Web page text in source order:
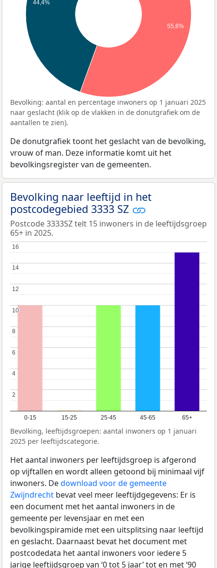
44,4%
55,6%
Bevolking: aantal en percentage inwoners op 1 januari 2025
naar geslacht (klik op de vlakken in de donutgrafiek om de
aantallen te zien).
De donutgrafiek toont het geslacht van de bevolking,
vrouw of man. Deze informatie komt uit het
bevolkingsregister van de gemeenten.
Bevolking naar leeftijd in het
postcodegebied 3333 SZ
Postcode 3333SZ telt 15 inwoners in de leeftijdsgroep
65+ in 2025.
0-15 15-25 25-45 45-65 65+
2
2
4
4
6
6
8
8
10
10
12
12
14
14
16
16
Bevolking, leeftijdsgroepen: aantal inwoners op 1 januari
2025 per leeftijdscategorie.
Het aantal inwoners per leeftijdsgroep is afgerond
op vijftallen en wordt alleen getoond bij minimaal vijf
inwoners. Dedownload voor de gemeente
Zwijndrecht bevat veel meer leeftijdgegevens: Er is
een document met het aantal inwoners in de
gemeente per levensjaar en met een
bevolkingspiramide met een uitsplitsing naar leeftijd
en geslacht. Daarnaast bevat het document met
postcodedata het aantal inwoners voor iedere 5
jarige leeftijdsgroep van ‘0 tot 5 jaar’ tot en met ‘90